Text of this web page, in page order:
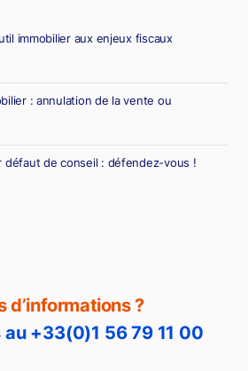
d’informations ?
+33(0)1 56 79 11 00
immobilier aux enjeux fiscaux
: annulation de la vente ou
défaut de conseil : défendez-vous !